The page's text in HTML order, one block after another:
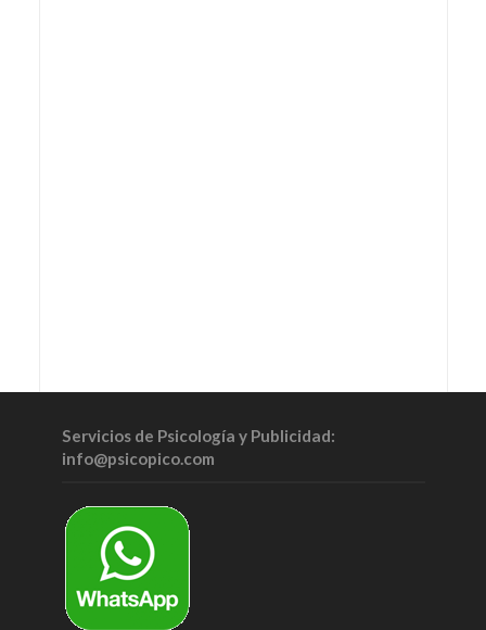
Servicios de Psicología y Publicidad:
info@psicopico.com